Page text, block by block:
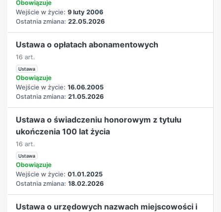
Obowiązuje
Wejście w życie: 9 luty 2006
Ostatnia zmiana: 22.05.2026
Ustawa o opłatach abonamentowych
16 art.
Ustawa
Obowiązuje
Wejście w życie: 16.06.2005
Ostatnia zmiana: 21.05.2026
Ustawa o świadczeniu honorowym z tytułu
ukończenia 100 lat życia
16 art.
Ustawa
Obowiązuje
Wejście w życie: 01.01.2025
Ostatnia zmiana: 18.02.2026
Ustawa o urzędowych nazwach miejscowości i